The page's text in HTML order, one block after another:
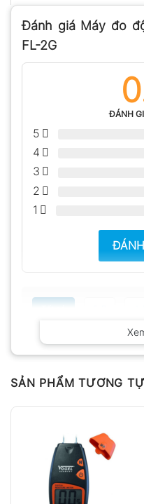
Đánh giá Máy đo
FL-2G
ĐÁNH
5
4
3
2
1
Có ảnh
Chưa có đánh giá nào.
Hỏi đáp
SẢN PHẨM TƯƠNG TỰ